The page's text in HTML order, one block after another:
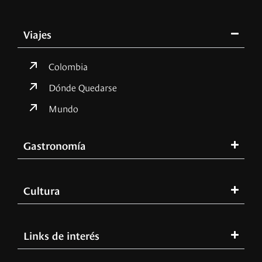
Viajes
Colombia
Dónde Quedarse
Mundo
Gastronomía
Cultura
Links de interés